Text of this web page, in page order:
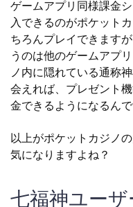
ゲームアプリ同様課金
入できるのがポケット
ちろんプレイできます
うのは他のゲームアプ
ノ内に隠れている通称
会えれば、プレゼント
金できるようになるんで
以上がポケットカジノ
気になりますよね？
七福神ユーザ